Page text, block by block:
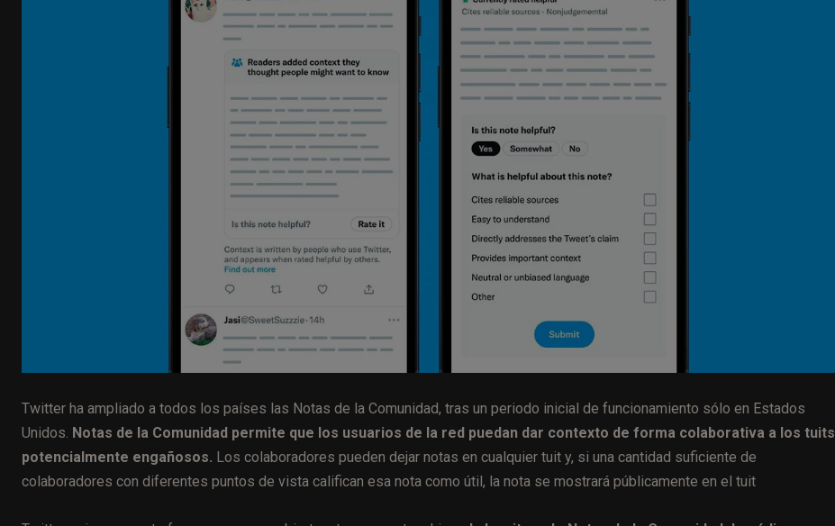
Twitter ha ampliado a todos los países las Notas de la Comunidad, tras un periodo inicial de funcionamiento sólo en Estados
Unidos. Notas de la Comunidad permite que los usuarios de la red puedan dar contexto de forma colaborativa a los tuits
potencialmente engañosos. Los colaboradores pueden dejar notas en cualquier tuit y, si una cantidad suficiente de
colaboradores con diferentes puntos de vista califican esa nota como útil, la nota se mostrará públicamente en el tuit